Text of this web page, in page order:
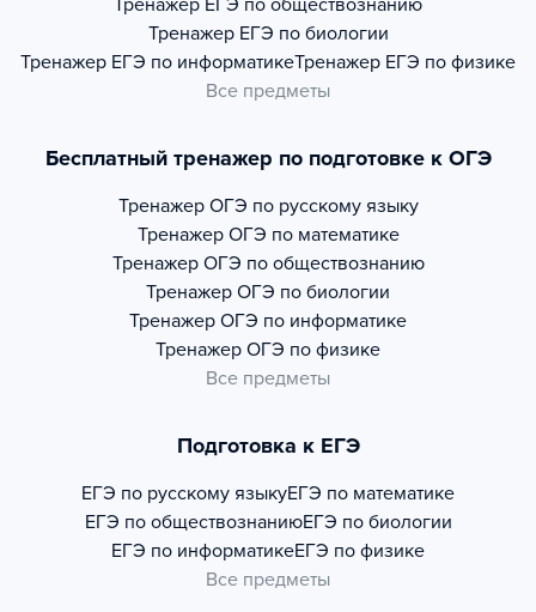
Тренажер ЕГЭ по обществознанию
Тренажер ЕГЭ по биологии
Тренажер ЕГЭ по информатикеТренажер ЕГЭ по физике
Все предметы
Бесплатный тренажер по подготовке к ОГЭ
Тренажер ОГЭ по русскому языку
Тренажер ОГЭ по математике
Тренажер ОГЭ по обществознанию
Тренажер ОГЭ по биологии
Тренажер ОГЭ по информатике
Тренажер ОГЭ по физике
Все предметы
Подготовка к ЕГЭ
ЕГЭ по русскому языкуЕГЭ по математике
ЕГЭ по обществознаниюЕГЭ по биологии
ЕГЭ по информатикеЕГЭ по физике
Все предметы